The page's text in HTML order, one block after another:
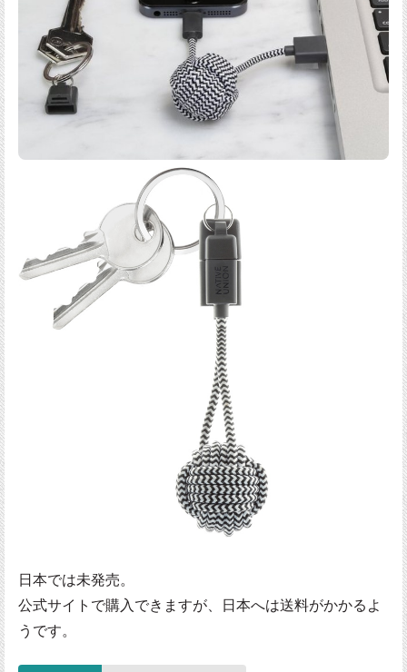
日本では未発売。
公式サイトで購入できますが、日本へは送料がかかるよ
うです。